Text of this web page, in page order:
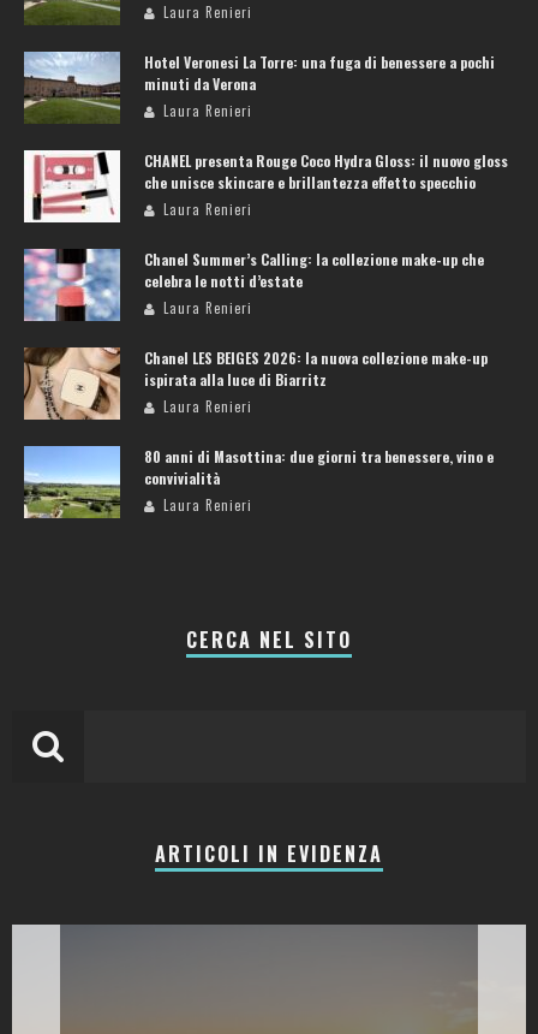
Laura Renieri
Hotel Veronesi La Torre: una fuga di benessere a pochi
minuti da Verona
Laura Renieri
CHANEL presenta Rouge Coco Hydra Gloss: il nuovo gloss
che unisce skincare e brillantezza effetto specchio
Laura Renieri
Chanel Summer’s Calling: la collezione make-up che
celebra le notti d’estate
Laura Renieri
Chanel LES BEIGES 2026: la nuova collezione make-up
ispirata alla luce di Biarritz
Laura Renieri
80 anni di Masottina: due giorni tra benessere, vino e
convivialità
Laura Renieri
CERCA NEL SITO
ARTICOLI IN EVIDENZA